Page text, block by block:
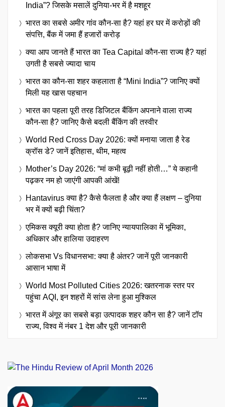
India”? जिसके मसालें दुनिया-भर में है मशहूर
भारत का सबसे अमीर गांव कौन-सा है? यहां हर घर में करोड़ों की
संपत्ति, बैंक में जमा हैं हजारों करोड़
क्या आप जानते हैं भारत का Tea Capital कौन-सा राज्य है? यहां
उगती है सबसे ज्यादा चाय
भारत का कौन-सा शहर कहलाता है “Mini India”? जानिए क्यों
मिली यह खास पहचान
भारत का पहला पूरी तरह डिजिटल बैंकिंग अपनाने वाला राज्य
कौन-सा है? जानिए कैसे बदली बैंकिंग की तस्वीर
World Red Cross Day 2026: क्यों मनाया जाता है रेड
क्रॉस डे? जानें इतिहास, थीम, महत्व
Mother’s Day 2026: “मां कभी बूढ़ी नहीं होती…” ये कहानी
पढ़कर नम हो जाएंगी आपकी आंखें!
Hantavirus क्या है? कैसे फैलता है और क्या हैं लक्षण – दुनिया
भर में क्यों बढ़ी चिंता?
एमिकस क्यूरी क्या होता है? जानिए न्यायपालिका में भूमिका,
अधिकार और हालिया उदाहरण
लोकसभा Vs विधानसभा: क्या है अंतर? जानें पूरी जानकारी
आसान भाषा में
World Most Polluted Cities 2026: खतरनाक स्तर पर
पहुंचा AQI, इन शहरों में सांस लेना हुआ मुश्किल
भारत में अंगूर का सबसे बड़ा उत्पादक शहर कौन सा है? जानें टॉप
राज्य, विश्व में नंबर 1 देश और पूरी जानकारी